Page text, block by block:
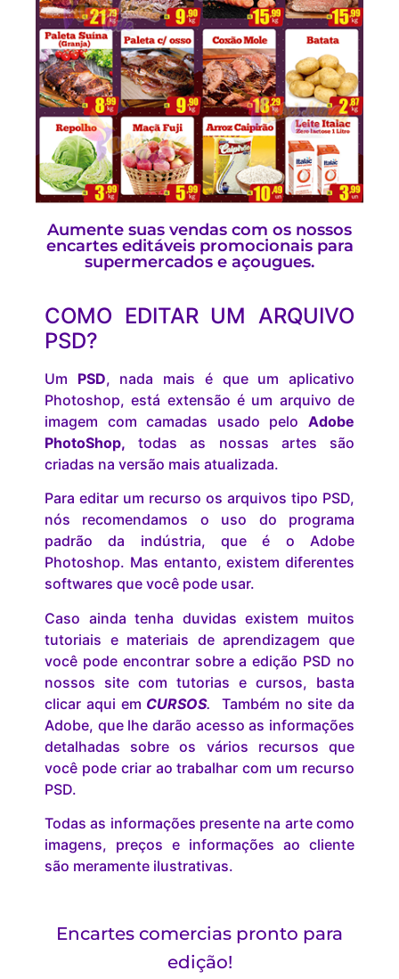
Aumente suas vendas com os nossos
encartes editáveis promocionais para
supermercados e açougues.
COMO EDITAR UM ARQUIVO
PSD?
Um PSD, nada mais é que um aplicativo
Photoshop, está extensão é um arquivo de
imagem com camadas usado pelo Adobe
PhotoShop, todas as nossas artes são
criadas na versão mais atualizada.
Para editar um recurso os arquivos tipo PSD,
nós recomendamos o uso do programa
padrão da indústria, que é o Adobe
Photoshop. Mas entanto, existem diferentes
softwares que você pode usar.
Caso ainda tenha duvidas existem muitos
tutoriais e materiais de aprendizagem que
você pode encontrar sobre a edição PSD no
nossos site com tutorias e cursos, basta
clicar aqui em CURSOS.
Também no site da
Adobe, que lhe darão acesso as informações
detalhadas sobre os vários recursos que
você pode criar ao trabalhar com um recurso
PSD.
Todas as informações presente na arte como
imagens, preços e informações ao cliente
são meramente ilustrativas.
Encartes comercias pronto para
edição!